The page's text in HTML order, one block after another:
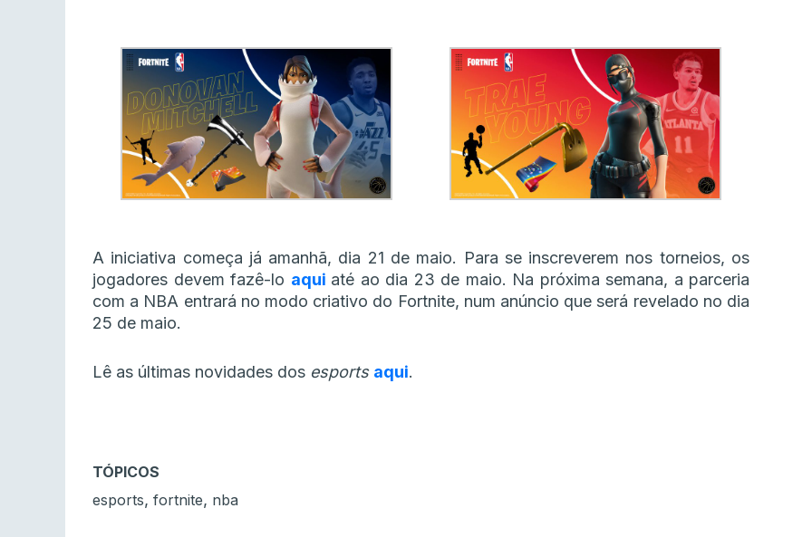
A iniciativa começa já amanhã, dia 21 de maio. Para se inscreverem nos torneios, os
jogadores devem fazê-lo aqui até ao dia 23 de maio. Na próxima semana, a parceria
com a NBA entrará no modo criativo do Fortnite, num anúncio que será revelado no dia
25 de maio.
Lê as últimas novidades dos esports aqui.
TÓPICOS
esports, fortnite, nba